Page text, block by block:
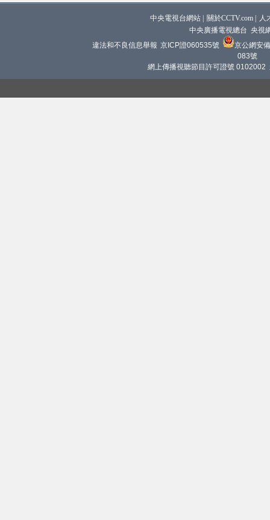
中央電視台網站 關於CCTV.com
人
中央廣播電視總台 央視
違法和不良信息舉報 京ICP證060535號
京公網安
083號
網上傳播視聽節目許可證號 0102002